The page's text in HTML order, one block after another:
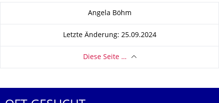
Angela Böhm
Letzte Änderung: 25.09.2024
Diese Seite …